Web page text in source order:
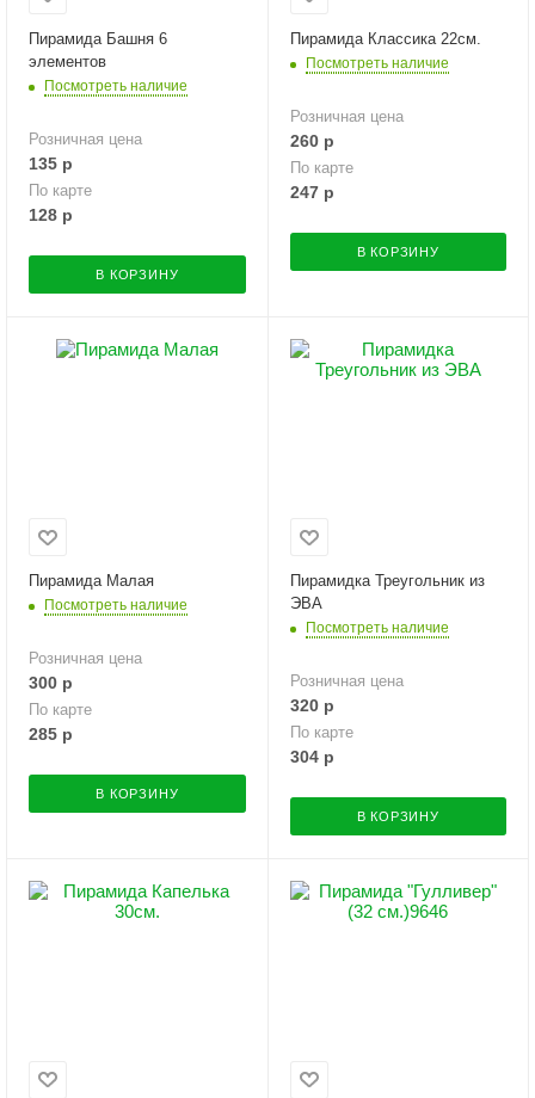
Пирамида Башня 6
элементов
Посмотреть наличие
Розничная цена
135 р
По карте
128 р
В КОРЗИНУ
Пирамида Классика 22см.
Посмотреть наличие
Розничная цена
260р
По карте
247р
В КОРЗИНУ
Пирамида Малая
Посмотреть наличие
Розничная цена
300 р
По карте
285 р
В КОРЗИНУ
Пирамидка Треугольник из
ЭВА
Посмотреть наличие
Розничная цена
320р
По карте
304р
В КОРЗИНУ